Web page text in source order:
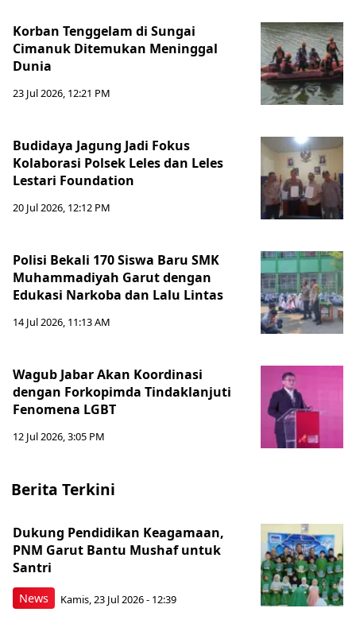
Korban Tenggelam di Sungai
Cimanuk Ditemukan Meninggal
Dunia
23 Jul 2026, 12:21 PM
Budidaya Jagung Jadi Fokus
Kolaborasi Polsek Leles dan Leles
Lestari Foundation
20 Jul 2026, 12:12 PM
Polisi Bekali 170 Siswa Baru SMK
Muhammadiyah Garut dengan
Edukasi Narkoba dan Lalu Lintas
14 Jul 2026, 11:13 AM
Wagub Jabar Akan Koordinasi
dengan Forkopimda Tindaklanjuti
Fenomena LGBT
12 Jul 2026, 3:05 PM
Berita Terkini
News
Dukung Pendidikan Keagamaan,
PNM Garut Bantu Mushaf untuk
Santri
Kamis, 23 Jul 2026 - 12:39